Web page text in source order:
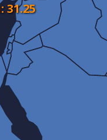
: 31.25